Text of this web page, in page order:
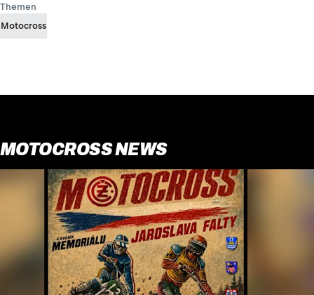
Themen
Motocross
MOTOCROSS NEWS